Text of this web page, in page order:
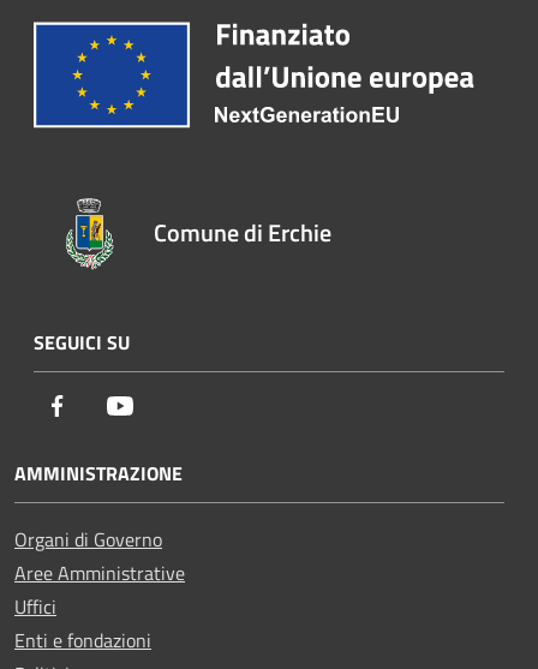
Comune di Erchie
SEGUICI SU
Facebook
AMMINISTRAZIONE
Organi di Governo
Aree Amministrative
Uffici
Enti e fondazioni